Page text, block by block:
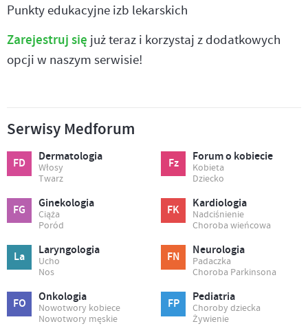
Punkty edukacyjne izb lekarskich
Zarejestruj się już teraz i korzystaj z dodatkowych
opcji w naszym serwisie!
Serwisy Medforum
FD Dermatologia
Włosy
Twarz
Fz Forum o kobiecie
Kobieta
Dziecko
FG Ginekologia
Ciąża
Poród
FK Kardiologia
Nadciśnienie
Choroba wieńcowa
La Laryngologia
Ucho
Nos
FN Neurologia
Padaczka
Choroba Parkinsona
FO Onkologia
Nowotwory kobiece
Nowotwory męskie
FP Pediatria
Choroby dziecka
Żywienie